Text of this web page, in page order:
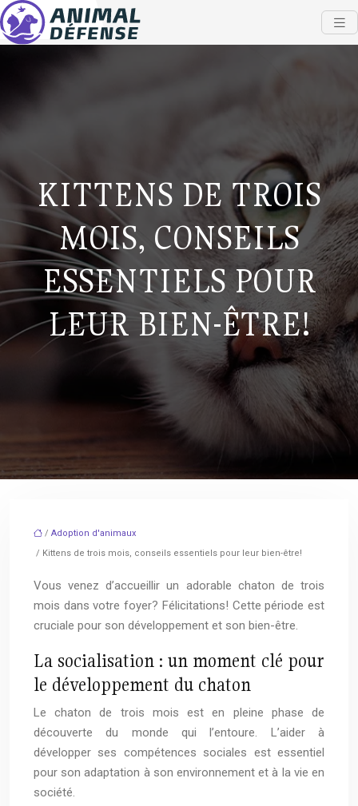
KITTENS DE TROIS
MOIS, CONSEILS
ESSENTIELS POUR
LEUR BIEN-ÊTRE!
/ Adoption d'animaux
/ Kittens de trois mois, conseils essentiels pour leur bien-être!
Vous venez d’accueillir un adorable chaton de trois
mois dans votre foyer? Félicitations! Cette période est
cruciale pour son développement et son bien-être.
La socialisation : un moment clé pour
le développement du chaton
Le chaton de trois mois est en pleine phase de
découverte du monde qui l’entoure. L’aider à
développer ses compétences sociales est essentiel
pour son adaptation à son environnement et à la vie en
société.